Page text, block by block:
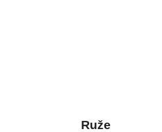
Ruže